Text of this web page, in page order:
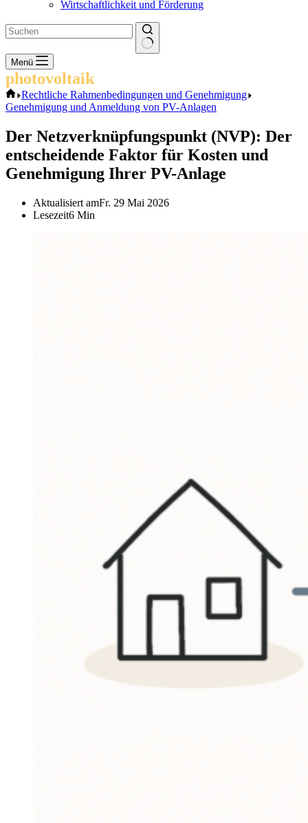
Wirtschaftlichkeit und Förderung
Keine
Ergebnisse
Menü
photovoltaik
Start
Rechtliche Rahmenbedingungen und Genehmigung
Genehmigung und Anmeldung von PV-Anlagen
Der Netzverknüpfungspunkt (NVP): Der
entscheidende Faktor für Kosten und
Genehmigung Ihrer PV-Anlage
Aktualisiert amFr. 29 Mai 2026
Lesezeit6 Min